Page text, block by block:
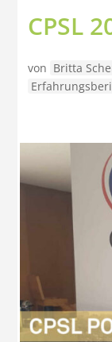
CPSL
von Britta